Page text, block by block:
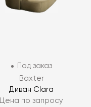
Под заказ
Baxter
Диван Clara
Цена по запросу